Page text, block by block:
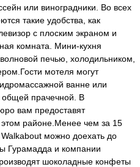
или виноградники. Во всех
такие удобства, как
с плоским экраном и
комната. Мини-кухня
печью, холодильником,
мотеля могут
ванне или
общей прачечной. В
вам предоставят
районе.Менее чем за 15
можно доехать до
Гурамадда и компании
шоколадные конфеты